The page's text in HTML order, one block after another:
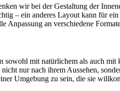
wir bei der Gestaltung der
– ein anderes Layout kann für ein
Anpassung an verschiedene
mit natürlichem als auch
nur nach ihrem Aussehen,
Umgebung zu sein, die sie